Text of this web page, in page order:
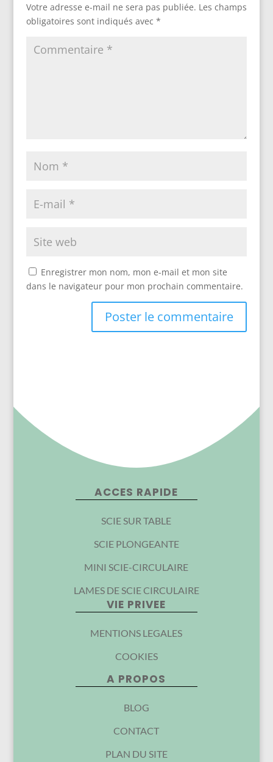
Votre adresse e-mail ne sera pas publiée. Les champs
obligatoires sont indiqués avec *
Enregistrer mon nom, mon e-mail et mon site
dans le navigateur pour mon prochain commentaire.
ACCES RAPIDE
SCIE SUR TABLE
SCIE PLONGEANTE
MINI SCIE-CIRCULAIRE
LAMES DE SCIE CIRCULAIRE
VIE PRIVEE
MENTIONS LEGALES
COOKIES
A PROPOS
BLOG
CONTACT
PLAN DU SITE